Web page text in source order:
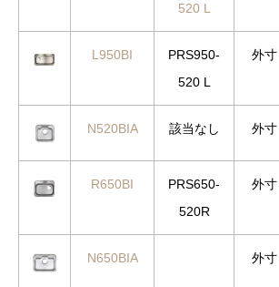
520 L
L950BI
PRS950-
520 L
外寸
N520BIA 該当なし 外寸
R650BI
PRS650-
520R
外寸
N650BIA 外寸